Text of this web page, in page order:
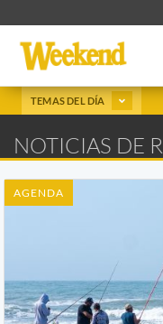
TEMAS DEL DÍA
NOTICIAS DE
AGENDA